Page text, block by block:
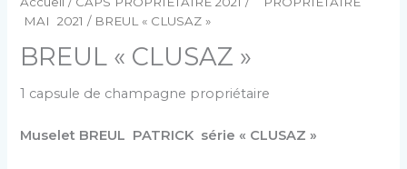
MAI 2021 / BREUL « CLUSAZ »
BREUL « CLUSAZ »
1 capsule de champagne propriétaire
Muselet BREUL PATRICK série « CLUSAZ »